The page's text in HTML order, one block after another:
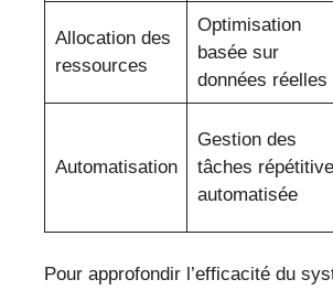
Allocation des
ressources
Optimisation
basée sur
données réelles
Automatisation
Gestion des
tâches
automatisée
Pour approfondir l’efficacité du